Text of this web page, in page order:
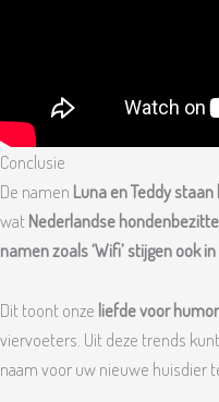
Conclusie
De namen Luna en Teddy
watNederlandse
namen zoals ‘Wifi’ stijgen ook
Dit toont onze liefde voor
viervoeters. Uit deze trends
naam voor uw nieuwe huisdier